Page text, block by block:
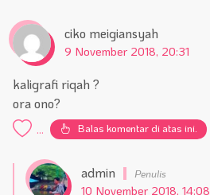
ciko meigiansyah
9 November 2018, 20:31
kaligrafi riqah ?
ora ono?
... Balas komentar di atas ini.
admin
10 November 2018, 14:08